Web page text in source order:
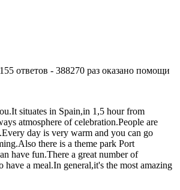
ответов - 388270 раз оказано помощи
situates in Spain,in 1,5 hour from
atmosphere of celebration.People are
day is very warm and you can go
there is a theme park Port
have fun.There a great number of
have a meal.In general,it's the most amazing